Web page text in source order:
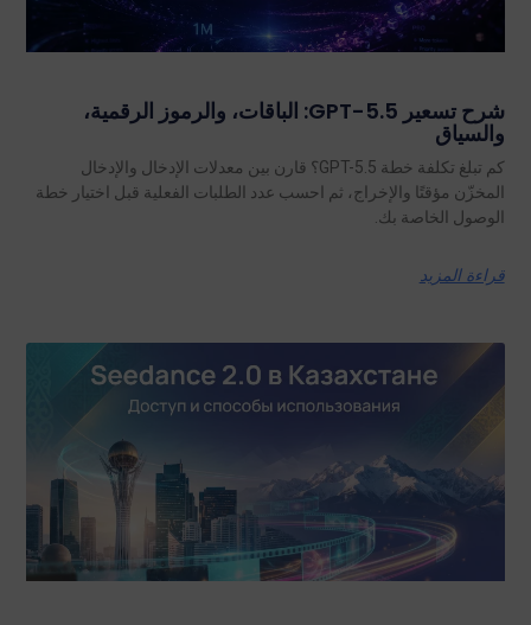
شرح تسعير GPT-5.5: الباقات، والرموز الرقمية،
والسياق
كم تبلغ تكلفة خطة GPT-5.5؟ قارن بين معدلات الإدخال والإدخال
المخزّن مؤقتًا والإخراج، ثم احسب عدد الطلبات الفعلية قبل اختيار خطة
الوصول الخاصة بك.
قراءة المزيد